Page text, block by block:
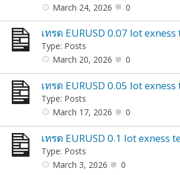
March 24, 2026
0
เทรด EURUSD 0.07 lot
Type: Posts
March 20, 2026
0
เทรด EURUSD 0.05 lot
Type: Posts
March 17, 2026
0
เทรด EURUSD 0.1 lot exness
Type: Posts
March 3, 2026
0